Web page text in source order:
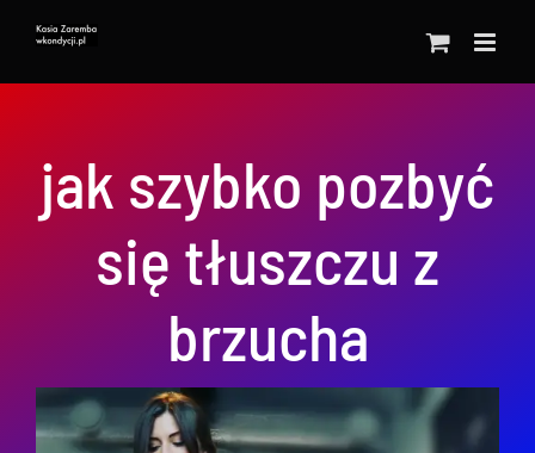
zawartości
jak szybko pozbyć
się tłuszczu z
brzucha